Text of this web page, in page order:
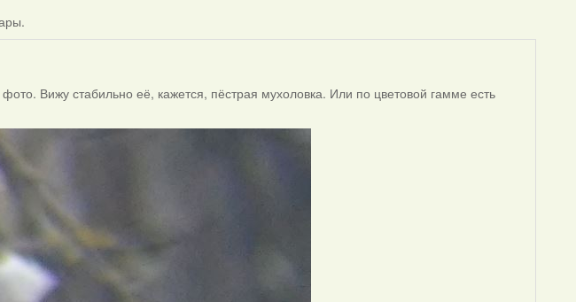
Вижу стабильно её, кажется, пёстрая мухоловка. Или по цветовой гамме есть